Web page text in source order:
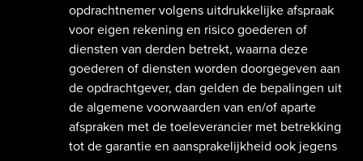
opdrachtnemer volgens uitdrukkelijke afspraak
voor eigen rekening en risico goederen of
diensten van derden betrekt, waarna deze
goederen of diensten worden doorgegeven aan
de opdrachtgever, dan gelden de bepalingen uit
de algemene voorwaarden van en/of aparte
afspraken met de toeleverancier met betrekking
tot de garantie en aansprakelijkheid ook jegens